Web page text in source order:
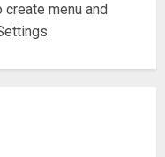
ढकाल
menu and